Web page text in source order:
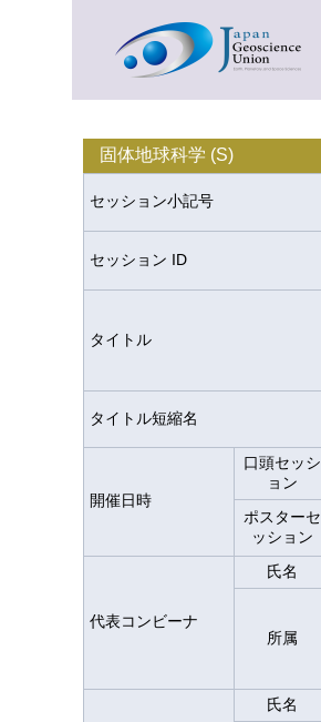
固体地球科学 (S)
セッション小記号
セッション ID
タイトル
タイトル短縮名
開催日時
口頭セッシ
ョン
ポスターセ
ッション
代表コンビーナ
氏名
所属
氏名